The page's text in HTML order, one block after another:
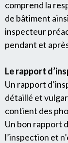
comprend la
de bâtiment
inspecteur
pendant et
Le rapport
Un rapport
détaillé et
contient des
Un bon rapport
l’inspection et